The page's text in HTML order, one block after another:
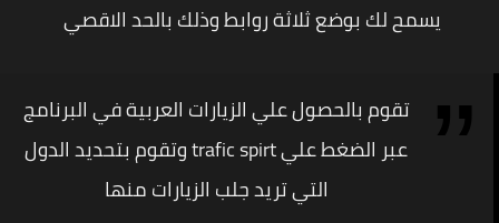
يسمح لك بوضع ثلاثة روابط وذلك بالحد الاقصي
تقوم بالحصول علي الزيارات العربية في البرنامج
عبر الضغط عليtrafic spirtوتقوم بتحديد الدول
التي تريد جلب الزيارات منها